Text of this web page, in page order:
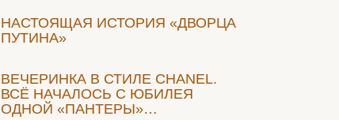
НАСТОЯЩАЯ ИСТОРИЯ «ДВОРЦА
ПУТИНА»
ВЕЧЕРИНКА В СТИЛЕ СHANEL.
ВСЁ НАЧАЛОСЬ С ЮБИЛЕЯ
ОДНОЙ «ПАНТЕРЫ»…